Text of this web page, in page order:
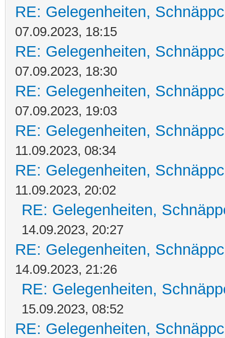
RE: Gelegenheiten,
07.09.2023, 18:15
RE: Gelegenheiten,
07.09.2023, 18:30
RE: Gelegenheiten,
07.09.2023, 19:03
RE: Gelegenheiten,
11.09.2023, 08:34
RE: Gelegenheiten,
11.09.2023, 20:02
RE: Gelegenheiten,
14.09.2023, 20:27
RE: Gelegenheiten,
14.09.2023, 21:26
RE: Gelegenheiten,
15.09.2023, 08:52
RE: Gelegenheiten,